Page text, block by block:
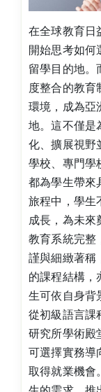
在全球教育日
開始思考如何
留學目的地。
度整合的教育
環境，成為亞
地。這不僅是
化、擴展視野
學校、專門學
都為學生帶來
旅程中，學生
成長，為未來
教育系統完整
謹與細緻著稱
的課程結構，
生可依自身背
從初級語言課
研究所學術殿
可選擇實務導
取得就業機會